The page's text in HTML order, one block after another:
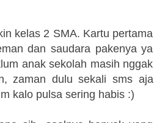
kelas 2 SMA. Kartu pertama
dan saudara pakenya ya
anak sekolah masih nggak
zaman dulu sekali sms aja
kalo pulsa sering habis :)